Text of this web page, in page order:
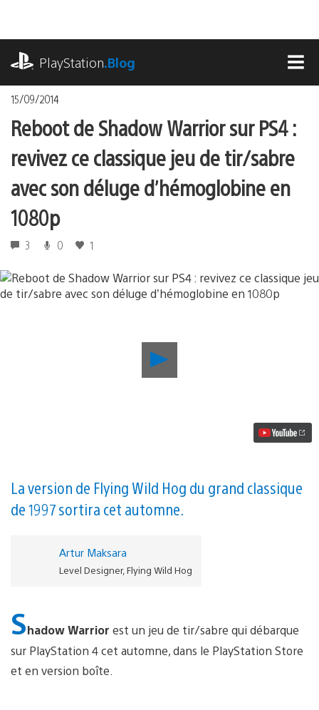
contenu
PlayStation.Blog
15/09/2014
Reboot de Shadow Warrior sur PS4 :
revivez ce classique jeu de tir/sabre
avec son déluge d’hémoglobine en
1080p
3 0 1
vidéo
revivez
ce
classique
son
1080p
La version de Flying Wild Hog du grand classique
de 1997 sortira cet automne.
Artur Maksara
Level Designer, Flying Wild Hog
Shadow Warrior est un jeu de tir/sabre qui débarque
sur PlayStation 4 cet automne, dans le PlayStation Store
et en version boîte.